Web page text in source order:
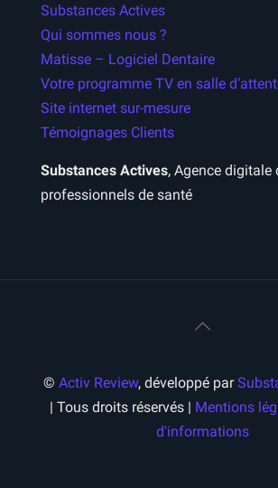
Substances Actives
Qui sommes nous ?
Matisse – Logiciel Dentaire
Votre programme TV en salle
Site internet sur-mesure
Témoignages Clients
Substances Actives, Agence digitale
professionnels de santé
© Activ Review, développé par
| Tous droits réservés | Mentions
d'informations